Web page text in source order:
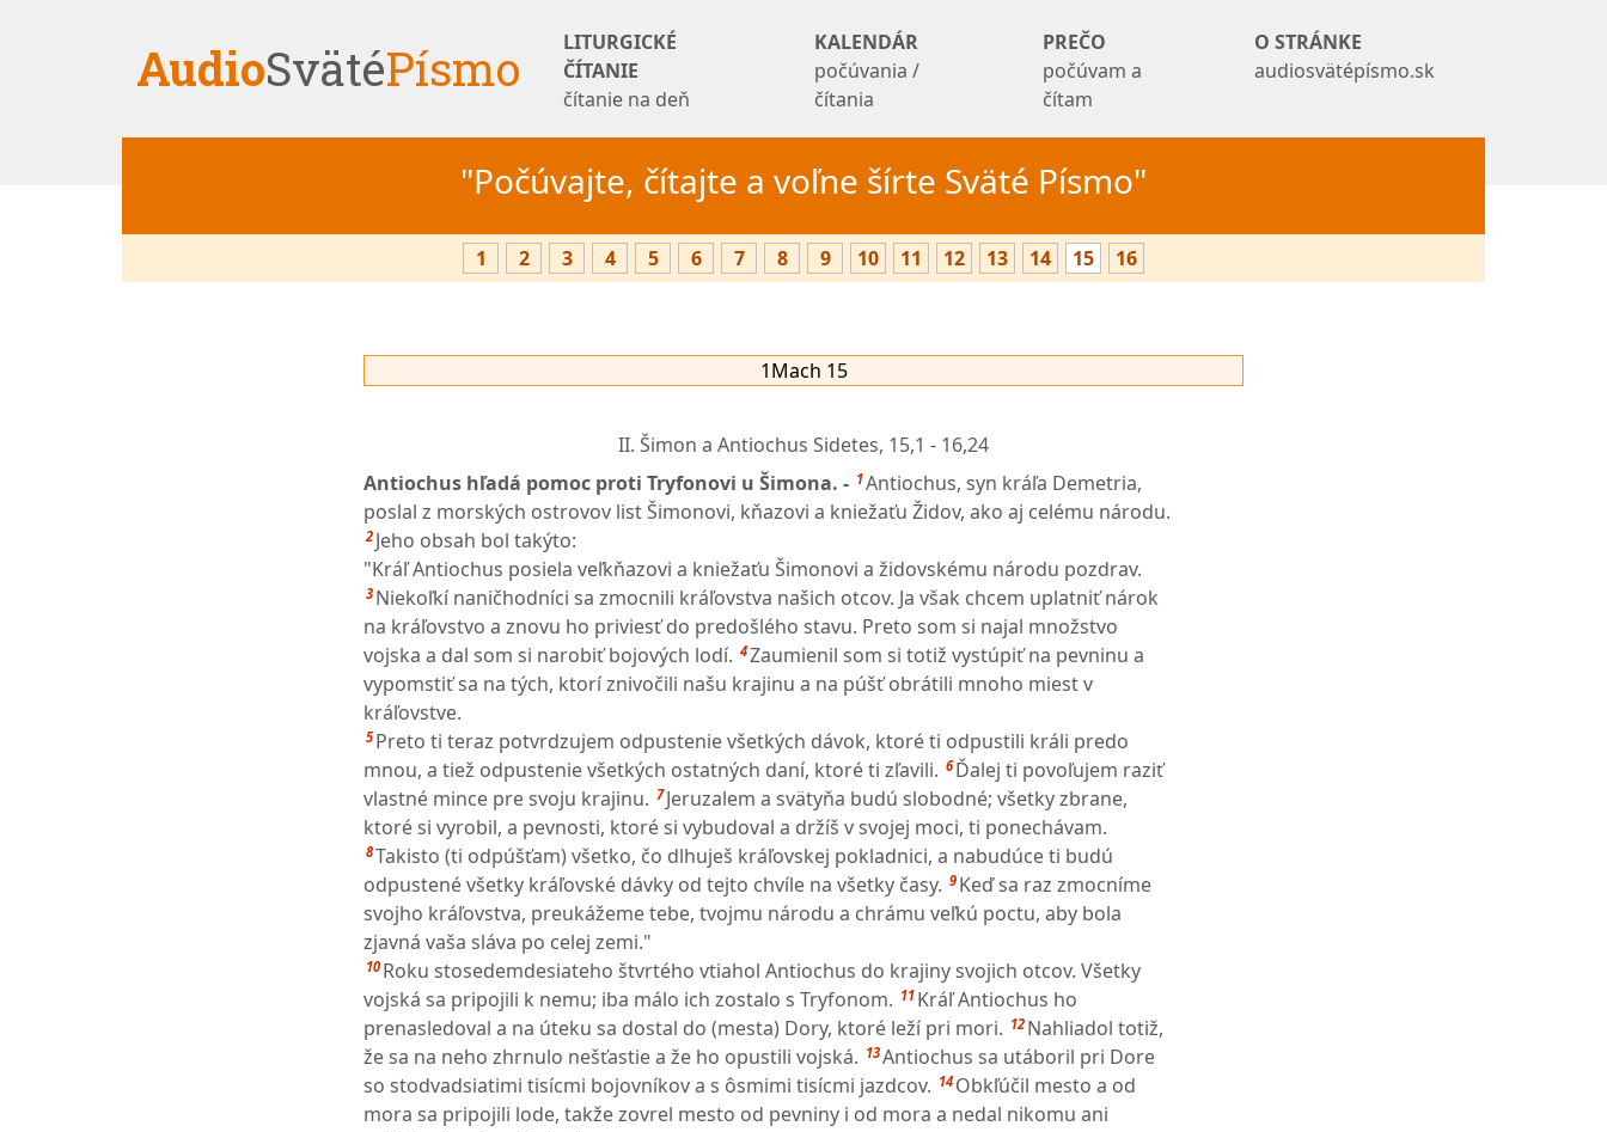
AudioSvätéPísmo
LITURGICKÉ
ČÍTANIE
čítanie na deň
KALENDÁR
počúvania /
čítania
PREČO
počúvam a
čítam
O STRÁNKE
audiosvätépísmo.sk
"Počúvajte, čítajte a voľne šírte Sväté Písmo"
1 2 3 4 5 6 7 8 9 10 11 12 13 14 15 16
1Mach 15
II. Šimon a Antiochus Sidetes, 15,1 - 16,24
Antiochus hľadá pomoc proti Tryfonovi u Šimona. - 1Antiochus, syn kráľa Demetria,
poslal z morských ostrovov list Šimonovi, kňazovi a kniežaťu Židov, ako aj celému národu.
2 Jeho obsah bol takýto:
"Kráľ Antiochus posiela veľkňazovi a kniežaťu Šimonovi a židovskému národu pozdrav.
3 Niekoľkí naničhodníci sa zmocnili kráľovstva našich otcov. Ja však chcem uplatniť nárok
na kráľovstvo a znovu ho priviesť do predošlého stavu. Preto som si najal množstvo
vojska a dal som si narobiť bojových lodí. 4Zaumienil som si totiž vystúpiť na pevninu a
vypomstiť sa na tých, ktorí znivočili našu krajinu a na púšť obrátili mnoho miest v
kráľovstve.
5 Preto ti teraz potvrdzujem odpustenie všetkých dávok, ktoré ti odpustili králi predo
mnou, a tiež odpustenie všetkých ostatných daní, ktoré ti zľavili. 6 Ďalej ti povoľujem raziť
vlastné mince pre svoju krajinu. 7 Jeruzalem a svätyňa budú slobodné; všetky zbrane,
ktoré si vyrobil, a pevnosti, ktoré si vybudoval a držíš v svojej moci, ti ponechávam.
8Takisto (ti odpúšťam) všetko, čo dlhuješ kráľovskej pokladnici, a nabudúce ti budú
odpustené všetky kráľovské dávky od tejto chvíle na všetky časy. 9 Keď sa raz zmocníme
svojho kráľovstva, preukážeme tebe, tvojmu národu a chrámu veľkú poctu, aby bola
zjavná vaša sláva po celej zemi."
10 Roku stosedemdesiateho štvrtého vtiahol Antiochus do krajiny svojich otcov. Všetky
vojská sa pripojili k nemu; iba málo ich zostalo s Tryfonom. 11 Kráľ Antiochus ho
prenasledoval a na úteku sa dostal do (mesta) Dory, ktoré leží pri mori. 12 Nahliadol totiž,
že sa na neho zhrnulo nešťastie a že ho opustili vojská. 13Antiochus sa utáboril pri Dore
so stodvadsiatimi tisícmi bojovníkov a s ôsmimi tisícmi jazdcov. 14 Obkľúčil mesto a od
mora sa pripojili lode, takže zovrel mesto od pevniny i od mora a nedal nikomu ani